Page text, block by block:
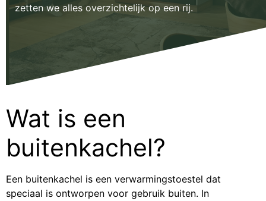
zetten we alles overzichtelijk op een rij.
Wat is een
buitenkachel?
Een buitenkachel is een verwarmingstoestel dat
speciaal is ontworpen voor gebruik buiten. In